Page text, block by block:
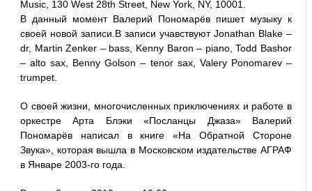
Music, 130 West 28th Street, New York, NY, 10001.
В данный момент Валерий Пономарёв пишет музыку к
своей новой записи.В записи учавствуют Jonathan Blake –
dr, Martin Zenker – bass, Kenny Baron – piano, Todd Bashor
– alto sax, Benny Golson – tenor sax, Valery Ponomarev –
trumpet.
О своей жизни, многочисленных приключениях и работе в
оркестре Арта Блэки «Посланцы Джаза» Валерий
Пономарёв написал в книге «На Обратной Стороне
Звука», которая вышла в Московском издательстве АГРАФ
в Январе 2003-го года.